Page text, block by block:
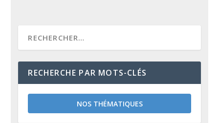
RECHERCHE PAR MOTS-CLÉS
NOS THÉMATIQUES